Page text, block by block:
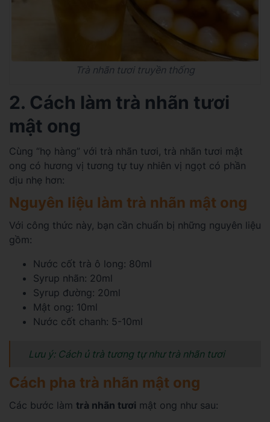
Trà nhãn tươi truyền thống
2. Cách làm trà nhãn tươi
mật ong
Cùng “họ hàng” với trà nhãn tươi, trà nhãn tươi mật
ong có hương vị tương tự tuy nhiên vị ngọt có phần
dịu nhẹ hơn:
Nguyên liệu làm trà nhãn mật ong
Với công thức này, bạn cần chuẩn bị những nguyên liệu
gồm:
Nước cốt trà ô long: 80ml
Syrup nhãn: 20ml
Syrup đường: 20ml
Mật ong: 10ml
Nước cốt chanh: 5-10ml
Lưu ý: Cách ủ trà tương tự như trà nhãn tươi
Cách pha trà nhãn mật ong
Các bước làm trà nhãn tươi mật ong như sau: